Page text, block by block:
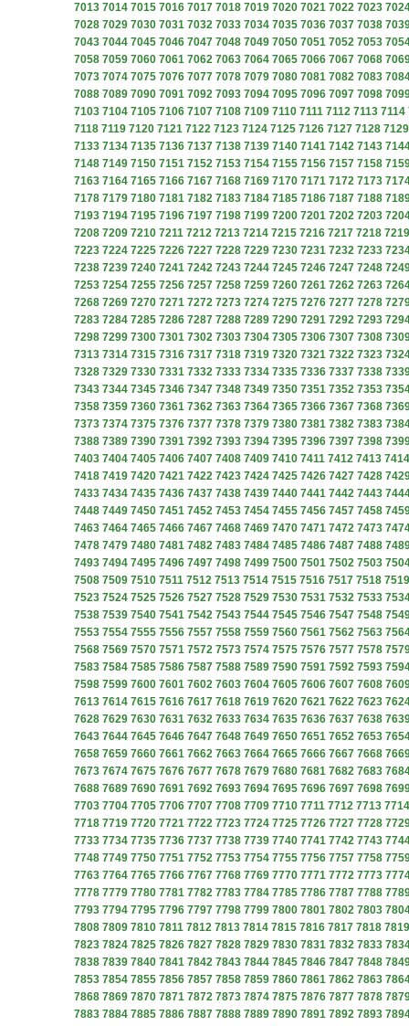
7013 7014 7015 7016 7017 7018 7019 7020 7021 7022 7023
7028 7029 7030 7031 7032 7033 7034 7035 7036 7037 7038
7043 7044 7045 7046 7047 7048 7049 7050 7051 7052 7053
7058 7059 7060 7061 7062 7063 7064 7065 7066 7067 7068
7073 7074 7075 7076 7077 7078 7079 7080 7081 7082 7083
7088 7089 7090 7091 7092 7093 7094 7095 7096 7097 7098
7103 7104 7105 7106 7107 7108 7109 7110 7111 7112 7113 7114
7118 7119 7120 7121 7122 7123 7124 7125 7126 7127 7128 7129
7133 7134 7135 7136 7137 7138 7139 7140 7141 7142 7143
7148 7149 7150 7151 7152 7153 7154 7155 7156 7157 7158
7163 7164 7165 7166 7167 7168 7169 7170 7171 7172 7173
7178 7179 7180 7181 7182 7183 7184 7185 7186 7187 7188
7193 7194 7195 7196 7197 7198 7199 7200 7201 7202 7203
7208 7209 7210 7211 7212 7213 7214 7215 7216 7217 7218 7219
7223 7224 7225 7226 7227 7228 7229 7230 7231 7232 7233
7238 7239 7240 7241 7242 7243 7244 7245 7246 7247 7248
7253 7254 7255 7256 7257 7258 7259 7260 7261 7262 7263
7268 7269 7270 7271 7272 7273 7274 7275 7276 7277 7278
7283 7284 7285 7286 7287 7288 7289 7290 7291 7292 7293
7298 7299 7300 7301 7302 7303 7304 7305 7306 7307 7308
7313 7314 7315 7316 7317 7318 7319 7320 7321 7322 7323
7328 7329 7330 7331 7332 7333 7334 7335 7336 7337 7338
7343 7344 7345 7346 7347 7348 7349 7350 7351 7352 7353
7358 7359 7360 7361 7362 7363 7364 7365 7366 7367 7368
7373 7374 7375 7376 7377 7378 7379 7380 7381 7382 7383
7388 7389 7390 7391 7392 7393 7394 7395 7396 7397 7398
7403 7404 7405 7406 7407 7408 7409 7410 7411 7412 7413 7414
7418 7419 7420 7421 7422 7423 7424 7425 7426 7427 7428
7433 7434 7435 7436 7437 7438 7439 7440 7441 7442 7443
7448 7449 7450 7451 7452 7453 7454 7455 7456 7457 7458
7463 7464 7465 7466 7467 7468 7469 7470 7471 7472 7473
7478 7479 7480 7481 7482 7483 7484 7485 7486 7487 7488
7493 7494 7495 7496 7497 7498 7499 7500 7501 7502 7503
7508 7509 7510 7511 7512 7513 7514 7515 7516 7517 7518 7519
7523 7524 7525 7526 7527 7528 7529 7530 7531 7532 7533
7538 7539 7540 7541 7542 7543 7544 7545 7546 7547 7548
7553 7554 7555 7556 7557 7558 7559 7560 7561 7562 7563
7568 7569 7570 7571 7572 7573 7574 7575 7576 7577 7578
7583 7584 7585 7586 7587 7588 7589 7590 7591 7592 7593
7598 7599 7600 7601 7602 7603 7604 7605 7606 7607 7608
7613 7614 7615 7616 7617 7618 7619 7620 7621 7622 7623
7628 7629 7630 7631 7632 7633 7634 7635 7636 7637 7638
7643 7644 7645 7646 7647 7648 7649 7650 7651 7652 7653
7658 7659 7660 7661 7662 7663 7664 7665 7666 7667 7668
7673 7674 7675 7676 7677 7678 7679 7680 7681 7682 7683
7688 7689 7690 7691 7692 7693 7694 7695 7696 7697 7698
7703 7704 7705 7706 7707 7708 7709 7710 7711 7712 7713 7714
7718 7719 7720 7721 7722 7723 7724 7725 7726 7727 7728
7733 7734 7735 7736 7737 7738 7739 7740 7741 7742 7743
7748 7749 7750 7751 7752 7753 7754 7755 7756 7757 7758
7763 7764 7765 7766 7767 7768 7769 7770 7771 7772 7773
7778 7779 7780 7781 7782 7783 7784 7785 7786 7787 7788
7793 7794 7795 7796 7797 7798 7799 7800 7801 7802 7803
7808 7809 7810 7811 7812 7813 7814 7815 7816 7817 7818 7819
7823 7824 7825 7826 7827 7828 7829 7830 7831 7832 7833
7838 7839 7840 7841 7842 7843 7844 7845 7846 7847 7848
7853 7854 7855 7856 7857 7858 7859 7860 7861 7862 7863
7868 7869 7870 7871 7872 7873 7874 7875 7876 7877 7878
7883 7884 7885 7886 7887 7888 7889 7890 7891 7892 7893